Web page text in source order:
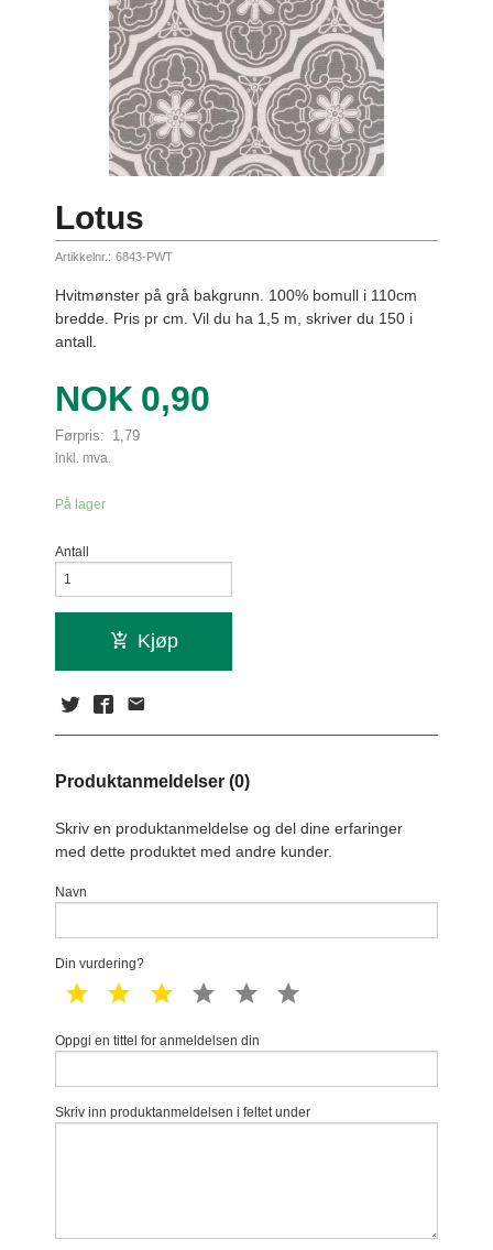
Lotus
Artikkelnr.: 6843-PWT
Hvitmønster på grå bakgrunn. 100% bomull i 110cm
bredde. Pris pr cm. Vil du ha 1,5 m, skriver du 150 i
antall.
Tilbud
NOK 0,90
Førpris: 1,79
Rabatt
inkl. mva.
På lager
Antall
Kjøp
Produktanmeldelser (0)
Skriv en produktanmeldelse og del dine erfaringer
med dette produktet med andre kunder.
Navn
Din vurdering?
1 star 2 star 3 star 4 star 5 star
Oppgi en tittel for anmeldelsen din
Skriv inn produktanmeldelsen i feltet under